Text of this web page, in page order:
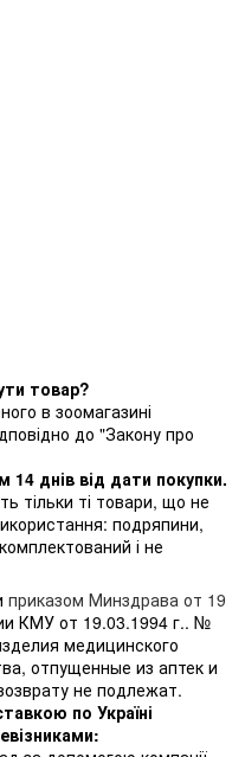
товар?
в зоомагазині
до "Закону про
днів від дати покупки.
тільки ті товари, що не
подряпини,
і не
приказом Минздрава от 19
КМУ от 19.03.1994 г.. №
медицинского
отпущенные из аптек и
не подлежат.
по Україні